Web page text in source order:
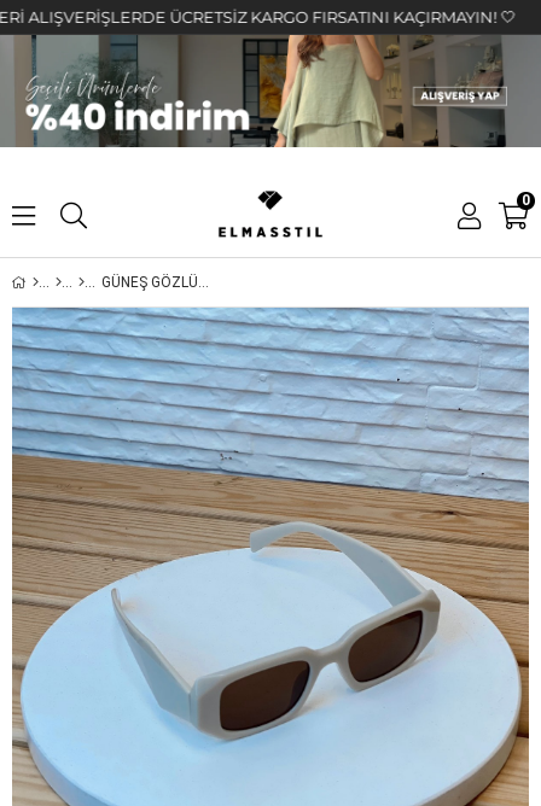
ÜCRETSİZ KARGO FIRSATINI KAÇIRMAYIN! 🤍
0
GÜNEŞ GÖZLÜĞÜ ES3